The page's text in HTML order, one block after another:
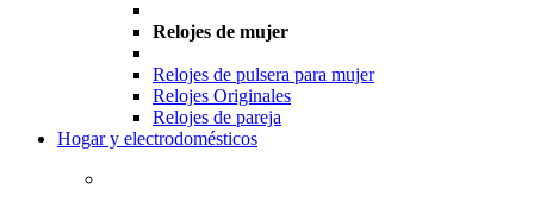
Relojes de mujer
Relojes de pulsera para mujer
Relojes Originales
Relojes de pareja
Hogar y electrodomésticos